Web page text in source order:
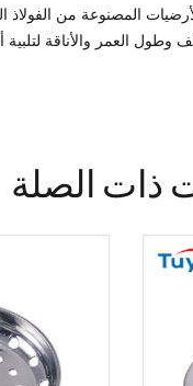
المصنوعة من الفولاذ
وطول العمر والأناقة لتلبية
ذات الصلة